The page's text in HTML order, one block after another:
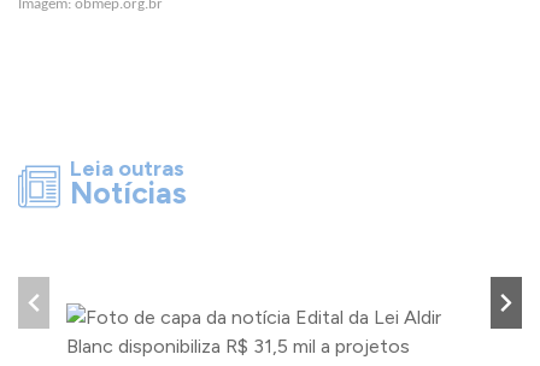
Imagem: obmep.org.br
Leia outras
Notícias